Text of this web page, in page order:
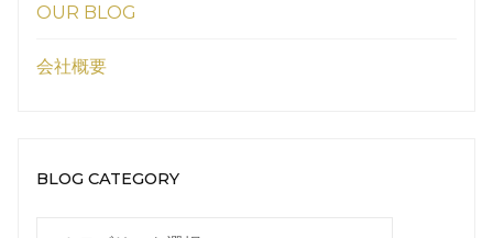
OUR BLOG
会社概要
BLOG CATEGORY